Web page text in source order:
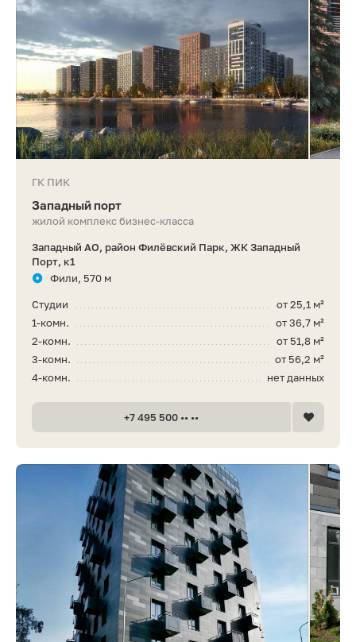
ГК ПИК
Западный порт
жилой комплекс бизнес-класса
Западный АО, район Филёвский Парк, ЖК Западный
Порт, к1
Фили, 570 м
от 25,1 м²
Студии
от 36,7 м²
1-комн.
от 51,8 м²
2-комн.
от 56,2 м²
3-комн.
нет данных
4-комн.
+7 495 500 •• ••